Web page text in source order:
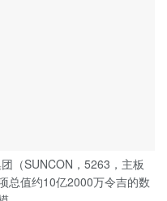
（SUNCON，5263，主板
总值约10亿2000万令吉的数